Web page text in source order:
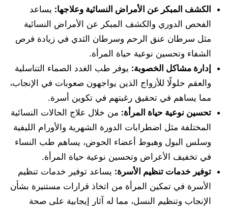
الكشف المبكر عن الأمراض النسائية وعلاجها: يساعد
الفحص الدوري والكشف المبكر عن الأمراض النسائية
مثل سرطان عنق الرحم وسرطان الثدي في زيادة فرص
الشفاء وتحسين نوعية حياة المرأة.
إدارة مشاكل الخصوبة: يوفر طب الغدد الصماء التناسلية
والعقم حلولًا للأزواج الذين يواجهون صعوبات في الإنجاب،
مما يساهم في تحقيق رغبتهم في تكوين أسرة.
تحسين نوعية حياة المرأة: من خلال علاج الحالات النسائية
المختلفة مثل اضطرابات الدورة الشهرية والأورام الليفية
وسلس البول وهبوط أعضاء الحوض، يساهم طب النساء
في تخفيف الأعراض وتحسين نوعية حياة المرأة.
توفير خدمات تنظيم الأسرة: يساعد توفير خدمات تنظيم
الأسرة في تمكين المرأة من اتخاذ قرارات مستنيرة بشأن
الإنجاب وتنظيم النسل، مما له آثار إيجابية على صحة